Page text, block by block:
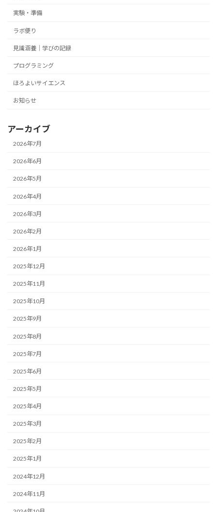
実験・準備
ラボ便り
見識涵養｜学びの記録
プログラミング
ほろよいサイエンス
お知らせ
アーカイブ
2026年7月
2026年6月
2026年5月
2026年4月
2026年3月
2026年2月
2026年1月
2025年12月
2025年11月
2025年10月
2025年9月
2025年8月
2025年7月
2025年6月
2025年5月
2025年4月
2025年3月
2025年2月
2025年1月
2024年12月
2024年11月